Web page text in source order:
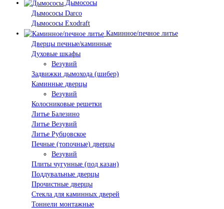
Дымососы
Дымососы Darco
Дымососы Exodraft
Каминное/печное литье
Дверцы печные/каминные
Духовые шкафы
Везувий
Задвижки дымохода (шибер)
Каминные дверцы
Везувий
Колосниковые решетки
Литье Балезино
Литье Везувий
Литье Рубцовское
Печные (топочные) дверцы
Везувий
Плиты чугунные (под казан)
Поддувальные дверцы
Прочистные дверцы
Стекла для каминных дверей
Тоннели монтажные